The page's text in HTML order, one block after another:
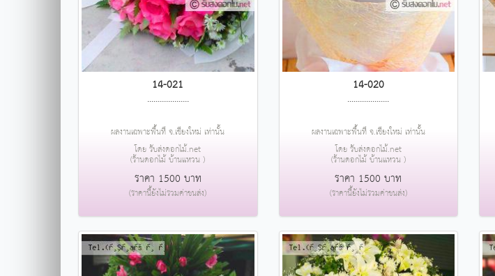
14-021
....................
ผลงานเฉพาะพื้นที่ จ.เชียงใหม่ เท่านั้น
โดย รับส่งดอกไม้.net
(ร้านดอกไม้ บ้านแหวน )
ราคา 1500 บาท
(ราคานี้ยังไม่รวมค่าขนส่ง)
14-020
....................
ผลงานเฉพาะพื้นที่ จ.เชียงใหม่ เท่านั้น
โดย รับส่งดอกไม้.net
(ร้านดอกไม้ บ้านแหวน )
ราคา 1500 บาท
(ราคานี้ยังไม่รวมค่าขนส่ง)